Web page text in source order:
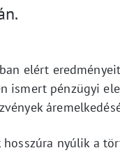
elért eredményeit
ismert pénzügyi
hosszúra nyúlik a